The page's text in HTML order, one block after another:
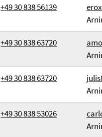
+49 30 838 56139
+49 30 838 63720
+49 30 838 63720
+49 30 838 53026